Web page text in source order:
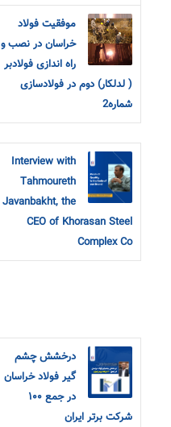
موفقیت فولاد
خراسان در نصب و
راه اندازی فولادبر
( لدلکار) دوم در فولادسازی
شماره2
Interview with
Tahmoureth
Javanbakht, the
CEO of Khorasan Steel
Complex Co
درخشش چشم
گیر فولاد خراسان
در جمع ۱۰۰
شرکت برتر ایران